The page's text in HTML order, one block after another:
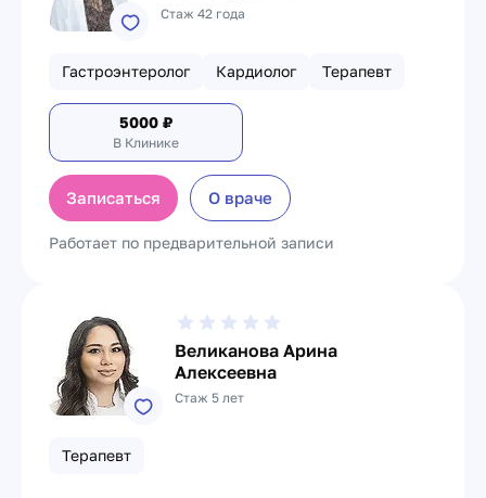
Стаж 42 года
Гастроэнтеролог Кардиолог Терапевт
5000 ₽
В Клинике
Записаться О враче
Работает по предварительной записи
Великанова Арина
Алексеевна
Стаж 5 лет
Терапевт